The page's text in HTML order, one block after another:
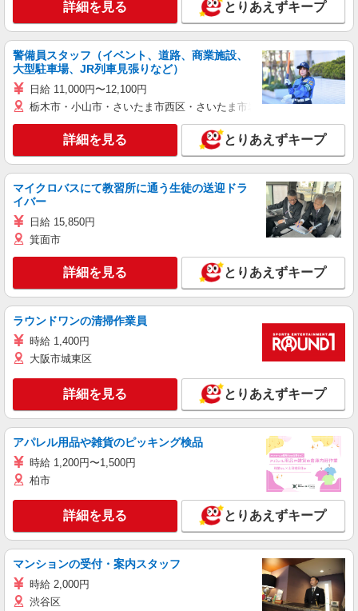
詳細を見る とりあえずキープ
警備員スタッフ（イベント、道路、商業施設、
大型駐車場、JR列車見張りなど）
日給 11,000円〜12,100円
栃木市・小山市・さいたま市西区・さいたま市岩槻区・久喜市・蓮田
詳細を見る とりあえずキープ
マイクロバスにて教習所に通う生徒の送迎ドラ
イバー
日給 15,850円
箕面市
詳細を見る とりあえずキープ
ラウンドワンの清掃作業員
時給 1,400円
大阪市城東区
詳細を見る とりあえずキープ
アパレル用品や雑貨のピッキング検品
時給 1,200円〜1,500円
柏市
詳細を見る とりあえずキープ
マンションの受付・案内スタッフ
時給 2,000円
渋谷区